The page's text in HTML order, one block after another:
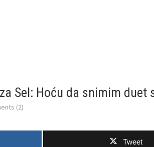
Sel: Hoću da snimim duet
(2)
Tweet